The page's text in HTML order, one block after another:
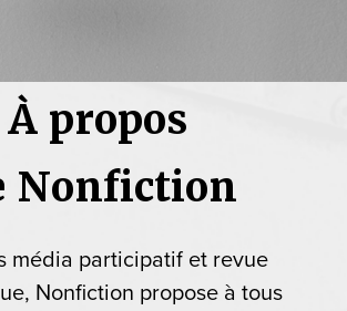
À propos
Nonfiction
média participatif et revue
Nonfiction propose à tous